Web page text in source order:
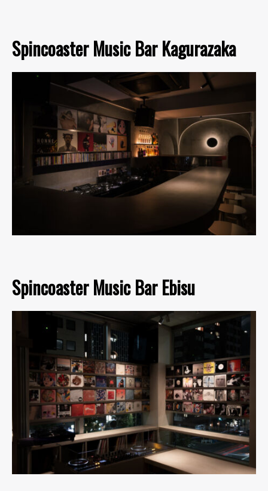
Spincoaster Music Bar Kagurazaka
Spincoaster Music Bar Ebisu